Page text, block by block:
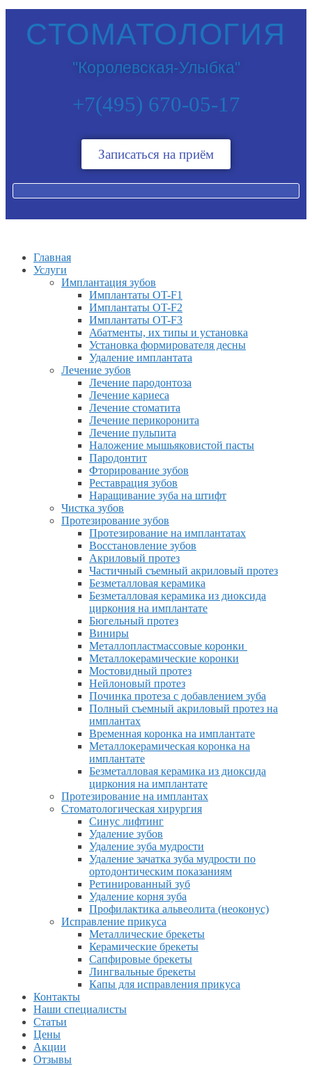
СТОМАТОЛОГИЯ
"Королевская-Улыбка"
+7(495) 670-05-17
Записаться на приём
Главная
Услуги
Имплантация зубов
Имплантаты OT-F1
Имплантаты OT-F2
Имплантаты OT-F3
Абатменты, их типы и установка
Установка формирователя десны
Удаление имплантата
Лечение зубов
Лечение пародонтоза
Лечение кариеса
Лечение стоматита
Лечение перикоронита
Лечение пульпита
Наложение мышьяковистой пасты
Пародонтит
Фторирование зубов
Реставрация зубов
Наращивание зуба на штифт
Чистка зубов
Протезирование зубов
Протезирование на имплантатах
Восстановление зубов
Акриловый протез
Частичный съемный акриловый протез
Безметалловая керамика
Безметалловая керамика из диоксида
циркония на имплантате
Бюгельный протез
Виниры
Металлопластмассовые коронки
Металлокерамические коронки
Мостовидный протез
Нейлоновый протез
Починка протеза с добавлением зуба
Полный съемный акриловый протез на
имплантах
Временная коронка на имплантате
Металлокерамическая коронка на
имплантате
Безметалловая керамика из диоксида
циркония на имплантате
Протезирование на имплантах
Стоматологическая хирургия
Синус лифтинг
Удаление зубов
Удаление зуба мудрости
Удаление зачатка зуба мудрости по
ортодонтическим показаниям
Ретинированный зуб
Удаление корня зуба
Профилактика альвеолита (неоконус)
Исправление прикуса
Металлические брекеты
Керамические брекеты
Сапфировые брекеты
Лингвальные брекеты
Капы для исправления прикуса
Контакты
Наши специалисты
Статьи
Цены
Акции
Отзывы